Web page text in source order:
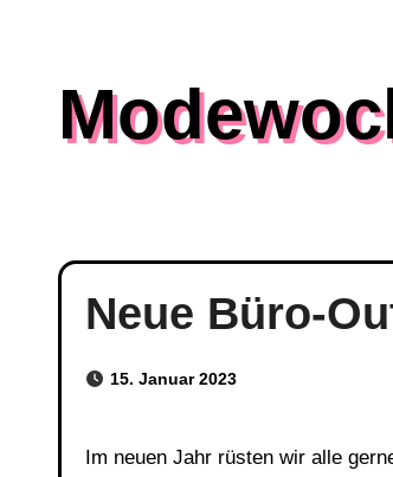
Neue Büro-
15. Januar 2023
Im neuen Jahr rüsten wir alle gerne unseren Kleiderschrank ein wenig auf. Alte Stücke raus und am besten